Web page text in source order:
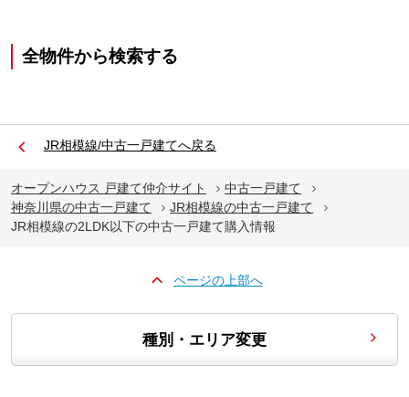
全物件から検索する
JR相模線/中古一戸建てへ戻る
オープンハウス 戸建て仲介サイト
中古一戸建て
神奈川県の中古一戸建て
JR相模線の中古一戸建て
JR相模線の2LDK以下の中古一戸建て購入情報
ページの上部へ
種別・エリア変更